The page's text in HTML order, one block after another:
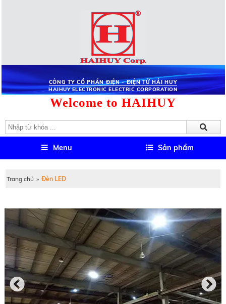
CÔNG TY CỔ PHẦN ĐIỆN - ĐIỆN TỬ HẢI HUY
HAIHUY ELECTRONIC ELECTRIC CORPORATION
Welcome to HAIHUY
Menu Sản phẩm
Trang chủ » Đèn LED